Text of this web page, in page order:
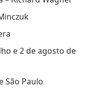
e 2 de agosto de
São Paulo